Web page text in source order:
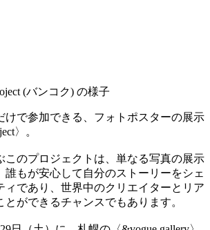
(バンコク) の様子
けで参加できる、フォトポスターの展示
〉。
このプロジェクトは、単なる写真の展示
誰もが安心して自分のストーリーをシェ
ィであり、世界中のクリエイターとリア
とができるチャンスでもあります。